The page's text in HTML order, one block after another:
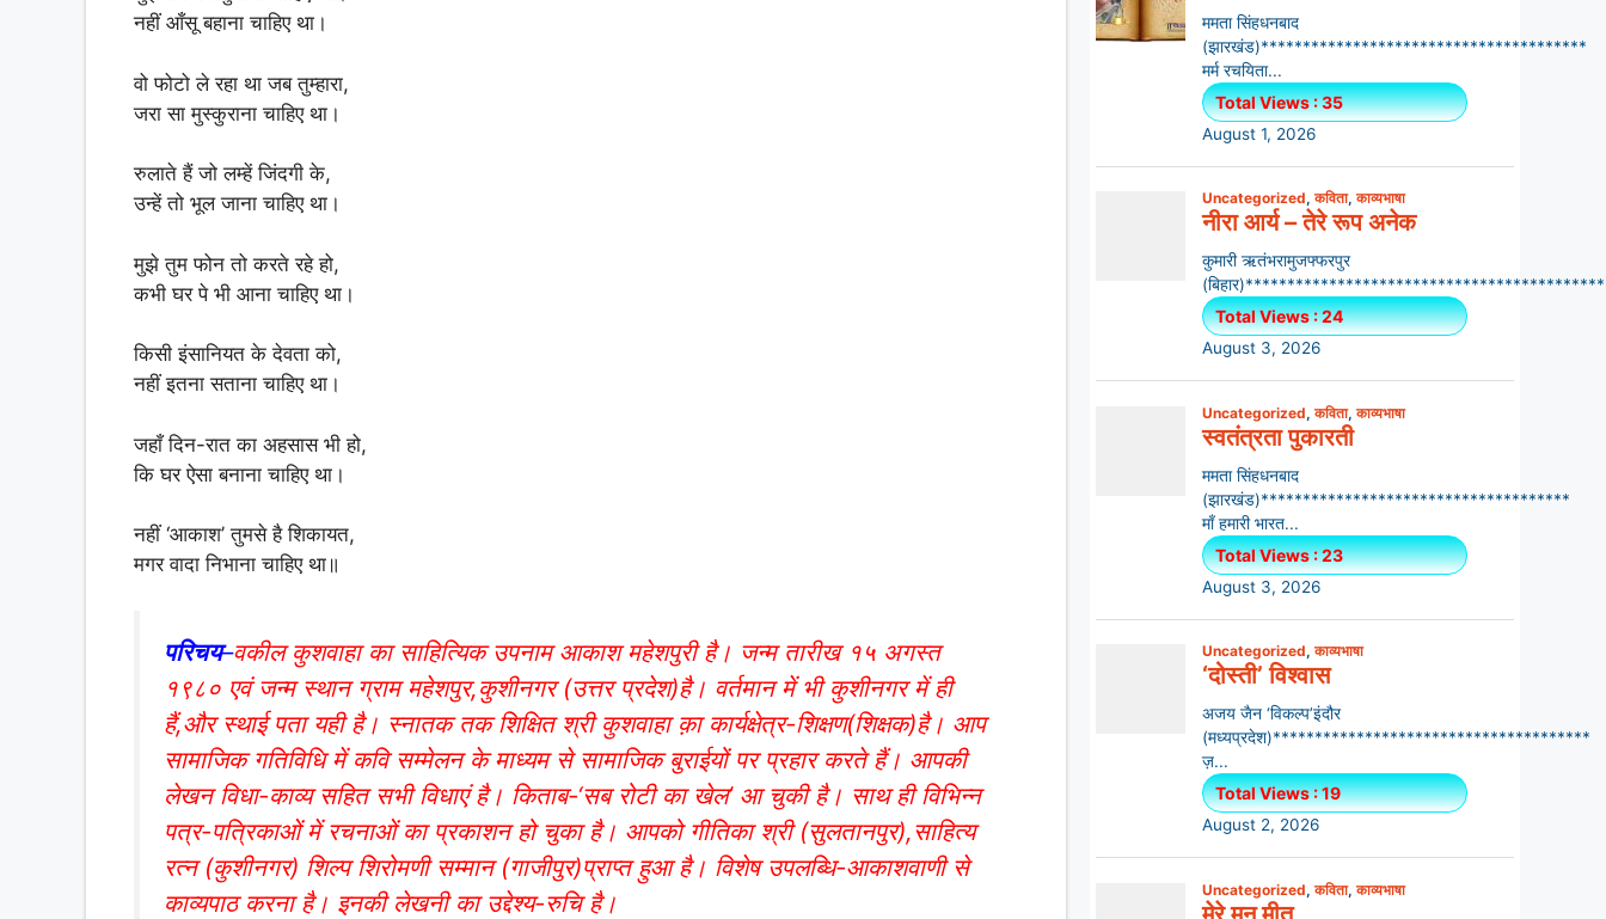
p
o
नहीं आँसू बहाना चाहिए था।
वो फोटो ले रहा था जब तुम्हारा,
जरा सा मुस्कुराना चाहिए था।
रुलाते हैं जो लम्हें जिंदगी के,
उन्हें तो भूल जाना चाहिए था।
मुझे तुम फोन तो करते रहे हो,
कभी घर पे भी आना चाहिए था।
किसी इंसानियत के देवता को,
नहीं इतना सताना चाहिए था।
जहाँ दिन-रात का अहसास भी हो,
कि घर ऐसा बनाना चाहिए था।
नहीं ‘आकाश’ तुमसे है शिकायत,
मगर वादा निभाना चाहिए था॥
परिचय–वकील कुशवाहा का साहित्यिक उपनाम आकाश महेशपुरी है। जन्म तारीख १५ अगस्त
१९८० एवं जन्म स्थान ग्राम महेशपुर,कुशीनगर (उत्तर प्रदेश)है। वर्तमान में भी कुशीनगर में ही
हैं,और स्थाई पता यही है। स्नातक तक शिक्षित श्री कुशवाहा क़ा कार्यक्षेत्र-शिक्षण(शिक्षक)है। आप
सामाजिक गतिविधि में कवि सम्मेलन के माध्यम से सामाजिक बुराईयों पर प्रहार करते हैं। आपकी
लेखन विधा-काव्य सहित सभी विधाएं है। किताब-‘सब रोटी का खेल’ आ चुकी है। साथ ही विभिन्न
पत्र-पत्रिकाओं में रचनाओं का प्रकाशन हो चुका है। आपको गीतिका श्री (सुलतानपुर),साहित्य
रत्न (कुशीनगर) शिल्प शिरोमणी सम्मान (गाजीपुर)प्राप्त हुआ है। विशेष उपलब्धि-आकाशवाणी से
काव्यपाठ करना है। इनकी लेखनी का उद्देश्य-रुचि है।